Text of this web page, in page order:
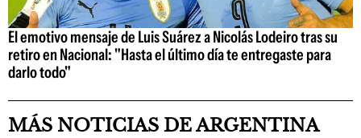
El emotivo mensaje de Luis Suárez a Nicolás Lodeiro tras su
retiro en Nacional: "Hasta el último día te entregaste para
darlo todo"
MÁS NOTICIAS DE ARGENTINA